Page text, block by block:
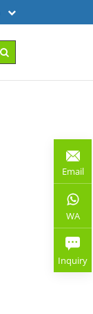
Email
WA
Inquiry